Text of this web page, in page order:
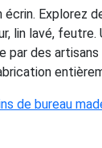
Explorez
lin lavé, feutre.
par des
de bureau